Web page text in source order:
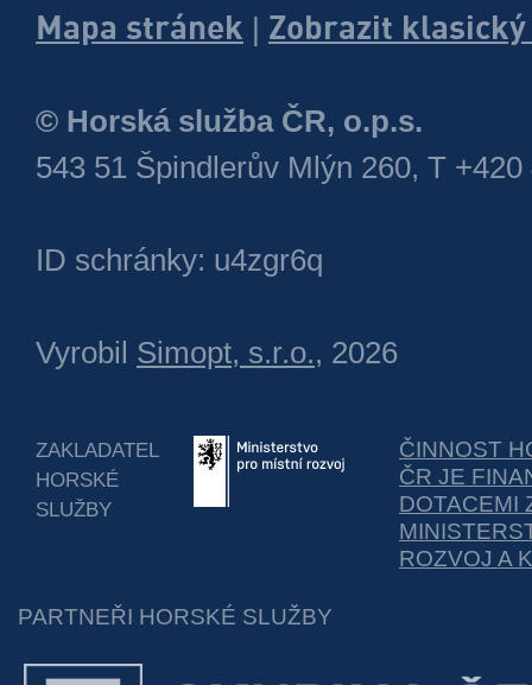
Mapa stránek
Zobrazit
© Horská služba ČR, o.p.s.
543 51 Špindlerův Mlýn 260, T +420
ID schránky: u4zgr6q
Vyrobil Simopt, s.r.o., 2026
ZAKLADATEL
HORSKÉ
SLUŽBY
ČINNOST
ČR JE
DOTACEMI
ROZVOJ A
PARTNEŘI HORSKÉ SLUŽBY